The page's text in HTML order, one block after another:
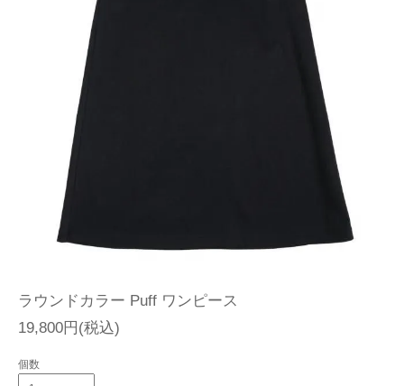
ラウンドカラー Puff ワンピース
19,800円(税込)
個数